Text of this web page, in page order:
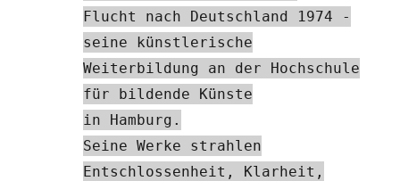
Flucht nach Deutschland 1974 -
seine künstlerische
Weiterbildung an der Hochschule
für bildende Künste
in Hamburg.
Seine Werke strahlen
Entschlossenheit, Klarheit,